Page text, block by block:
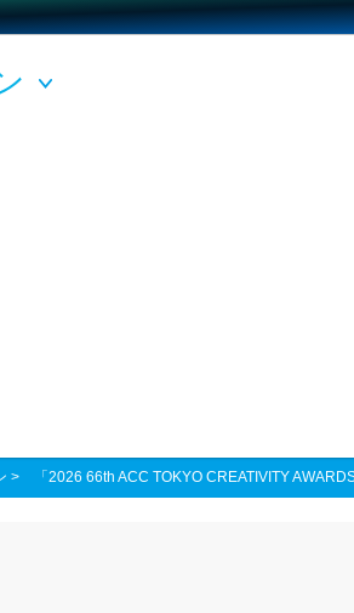
> 「2026 66th ACC TOKYO CREATIVITY